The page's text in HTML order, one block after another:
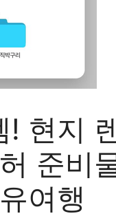
! 현지
준비
여행